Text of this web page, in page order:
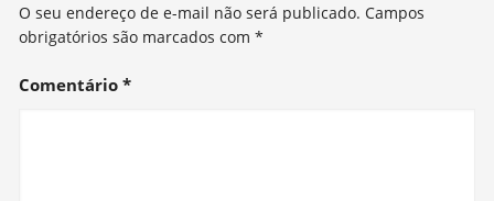
O seu endereço de e-mail não será publicado. Campos
obrigatórios são marcados com*
Comentário*